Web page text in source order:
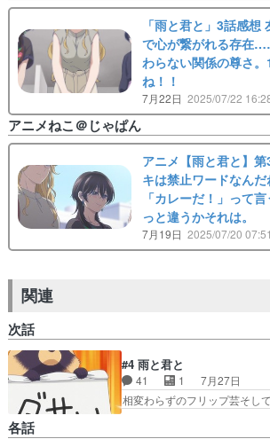
「雨と君と」3話感想
で心が繋がれる存在
わらない関係の尊さ
ね！！
7月22日 2025/07/22
アニメねこ＠じゃぱん
アニメ【雨と君と】
キは禁止ワードなん
「カレーだ！」って
っと違うかそれは。
7月19日 2025/07/20 07:51
関連
次話
#4 雨と君と
41 1
7月27日
相変わらずのフリップ芸そ
各話